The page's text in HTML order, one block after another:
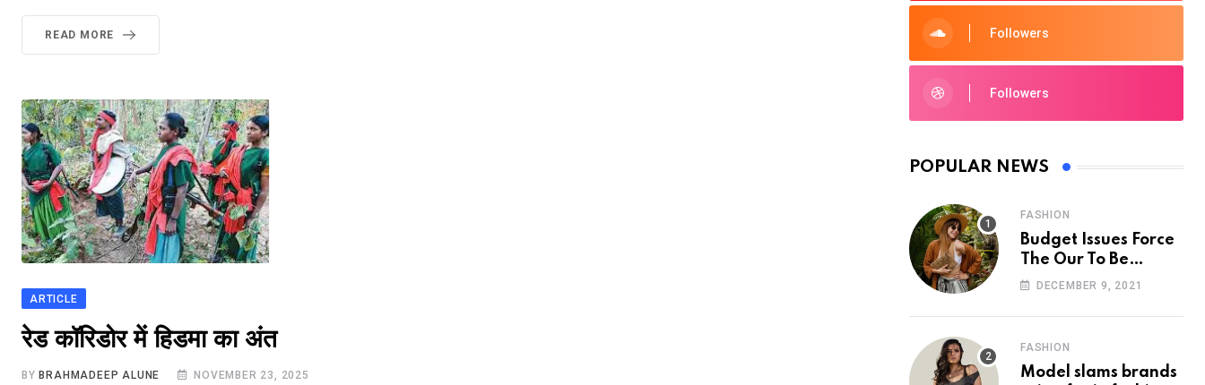
READ MORE
ARTICLE
रेड कॉरिडोर में हिडमा का अंत
BY BRAHMADEEP ALUNE NOVEMBER 23, 2025
Followers
Followers
POPULAR NEWS
FASHION
Budget Issues Force
The Our To Be
Cancelled
DECEMBER 9, 2021
FASHION
Model slams brands